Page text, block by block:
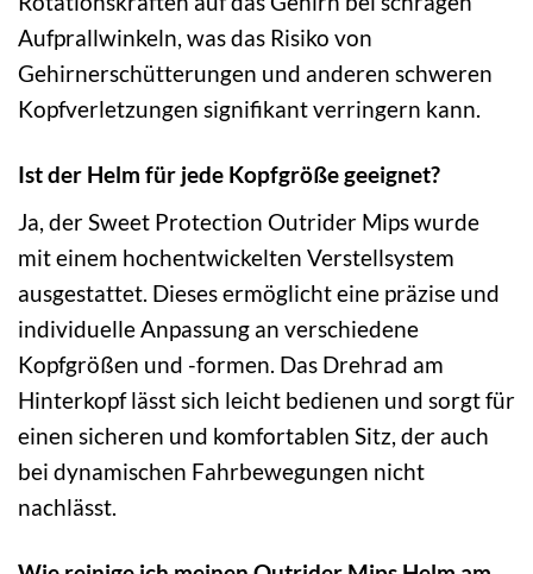
Aufprallwinkeln, was das Risiko von
Gehirnerschütterungen und anderen schweren
Kopfverletzungen signifikant verringern kann.
Ist der Helm für jede Kopfgröße geeignet?
Ja, der Sweet Protection Outrider Mips wurde
mit einem hochentwickelten Verstellsystem
ausgestattet. Dieses ermöglicht eine präzise und
individuelle Anpassung an verschiedene
Kopfgrößen und -formen. Das Drehrad am
Hinterkopf lässt sich leicht bedienen und sorgt für
einen sicheren und komfortablen Sitz, der auch
bei dynamischen Fahrbewegungen nicht
nachlässt.